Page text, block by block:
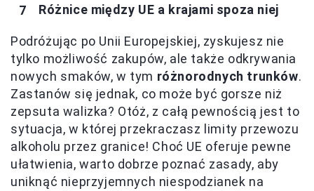
Różnice między UE a krajami spoza niej
Podróżując po Unii Europejskiej, zyskujesz nie
tylko możliwość zakupów, ale także odkrywania
nowych smaków, w tym różnorodnych trunków.
Zastanów się jednak, co może być gorsze niż
zepsuta walizka? Otóż, z całą pewnością jest to
sytuacja, w której przekraczasz limity przewozu
alkoholu przez granice! Choć UE oferuje pewne
ułatwienia, warto dobrze poznać zasady, aby
uniknąć nieprzyjemnych niespodzianek na